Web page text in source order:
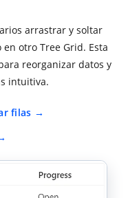
arrastrar y soltar
otro Tree Grid. Esta
reorganizar datos y
intuitiva.
filas